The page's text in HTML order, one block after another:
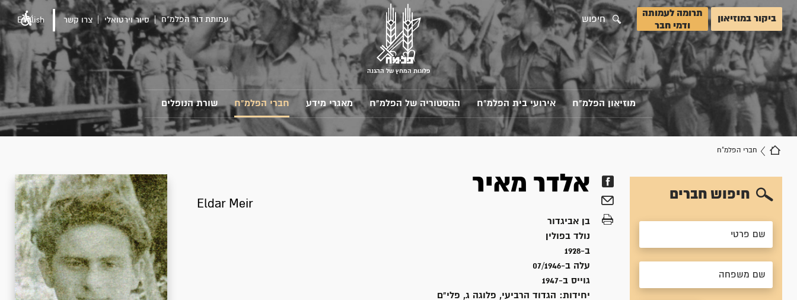
ביקור במוזיאון
תרומה לעמותה
ודמי חבר
חיפוש
פלוגות המחץ של ההגנה
עמותת דור הפלמ"ח סיור וירטואלי צרו קשר English
מוזיאון הפלמ"ח אירועי בית הפלמ"ח ההסטוריה של הפלמ"ח מאגרי מידע חברי הפלמ"ח שורת הנופלים
חברי הפלמ"ח
חיפוש חברים אלדר מאיר
Eldar Meir
בן אביגדור
נולד בפולין
ב-1928
עלה ב-07/1946
גוייס ב-1947
יחידות: הגדוד הרביעי, פלוגה ג, פלי"ם